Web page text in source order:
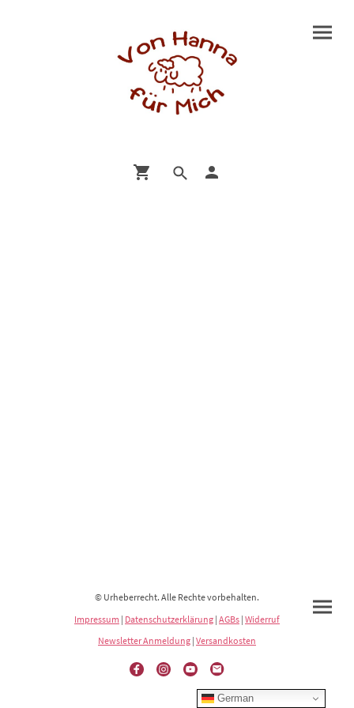
© Urheberrecht. Alle Rechte vorbehalten.
Impressum | Datenschutzerklärung | AGBs | Widerruf
Newsletter Anmeldung | Versandkosten
German